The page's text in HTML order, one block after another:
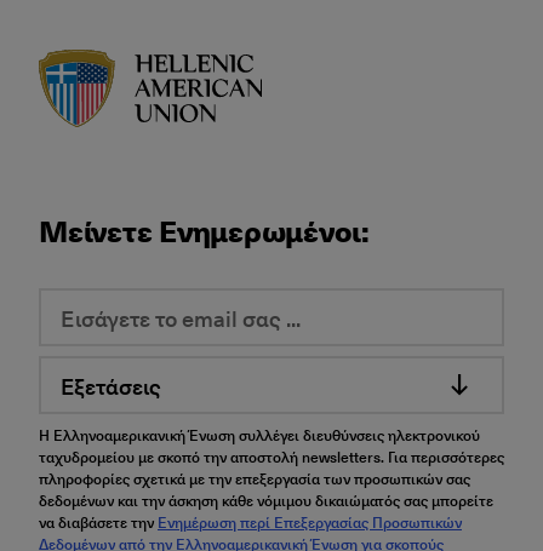
Μείνετε Ενημερωμένοι:
Εξετάσεις
Η Ελληνοαμερικανική Ένωση συλλέγει διευθύνσεις ηλεκτρονικού
ταχυδρομείου με σκοπό την αποστολή newsletters. Για περισσότερες
πληροφορίες σχετικά με την επεξεργασία των προσωπικών σας
δεδομένων και την άσκηση κάθε νόμιμου δικαιώματός σας μπορείτε
να διαβάσετε την Ενημέρωση περί Επεξεργασίας Προσωπικών
Δεδομένων από την Ελληνοαμερικανική Ένωση για σκοπούς